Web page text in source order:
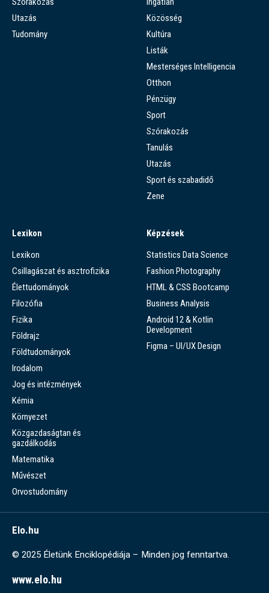
Utazás
Tudomány
Közösség
Kultúra
Listák
Mesterséges Intelligencia
Otthon
Pénzügy
Sport
Szórakozás
Tanulás
Utazás
Sport és szabadidő
Zene
Lexikon
Lexikon
Csillagászat és asztrofizika
Élettudományok
Filozófia
Fizika
Földrajz
Földtudományok
Irodalom
Jog és intézmények
Kémia
Környezet
Közgazdaságtan és
gazdálkodás
Matematika
Művészet
Orvostudomány
Képzések
Statistics Data Science
Fashion Photography
HTML & CSS Bootcamp
Business Analysis
Android 12 & Kotlin
Development
Figma – UI/UX Design
Elo.hu
© 2025 Életünk Enciklopédiája – Minden jog fenntartva.
www.elo.hu